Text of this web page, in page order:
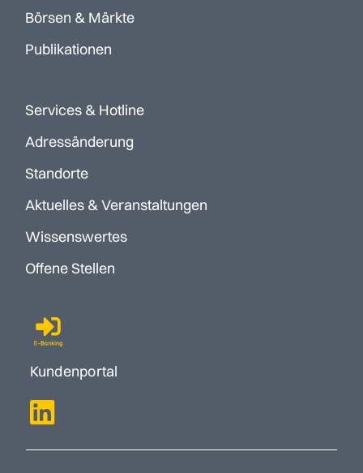
Börsen & Märkte
Publikationen
Services & Hotline
Adressänderung
Standorte
Aktuelles & Veranstaltungen
Wissenswertes
Offene Stellen
Kundenportal